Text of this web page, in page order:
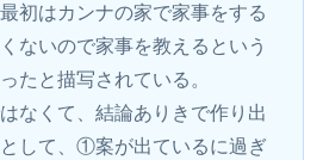
初はカンナの家で家事をする
ないので家事を教えるという
たと描写されている。
なくて、結論ありきで作り出
して、①案が出ているに過ぎ